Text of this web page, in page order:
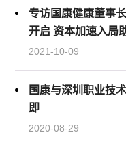
专访国康健康董事
开启 资本加速入局
2021-10-09
国康与深圳职业技
即
2020-08-29